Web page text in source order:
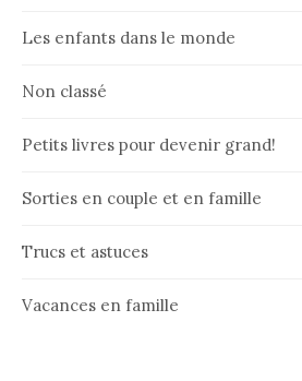
Les enfants dans le monde
Non classé
Petits livres pour devenir grand!
Sorties en couple et en famille
Trucs et astuces
Vacances en famille